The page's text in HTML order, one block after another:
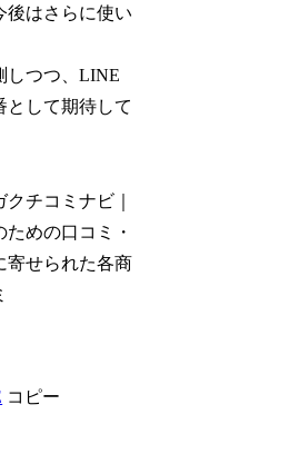
後はさらに使い
しつつ、LINE
として期待して
チコミナビ｜
めの口コミ・
寄せられた各商
コピー